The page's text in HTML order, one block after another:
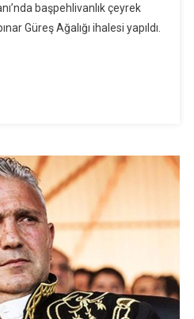
başpehlivanlık çeyrek
Güreş Ağalığı ihalesi yapıldı.